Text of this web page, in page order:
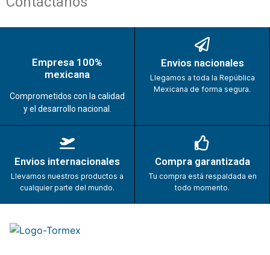
Empresa 100%
mexicana
Comprometidos con la calidad
y el desarrollo nacional.
Envios nacionales
Llegamos a toda la República
Mexicana de forma segura.
Envios internacionales
Llevamos nuestros productos a
cualquier parte del mundo.
Compra garantizada
Tu compra está respaldada en
todo momento.